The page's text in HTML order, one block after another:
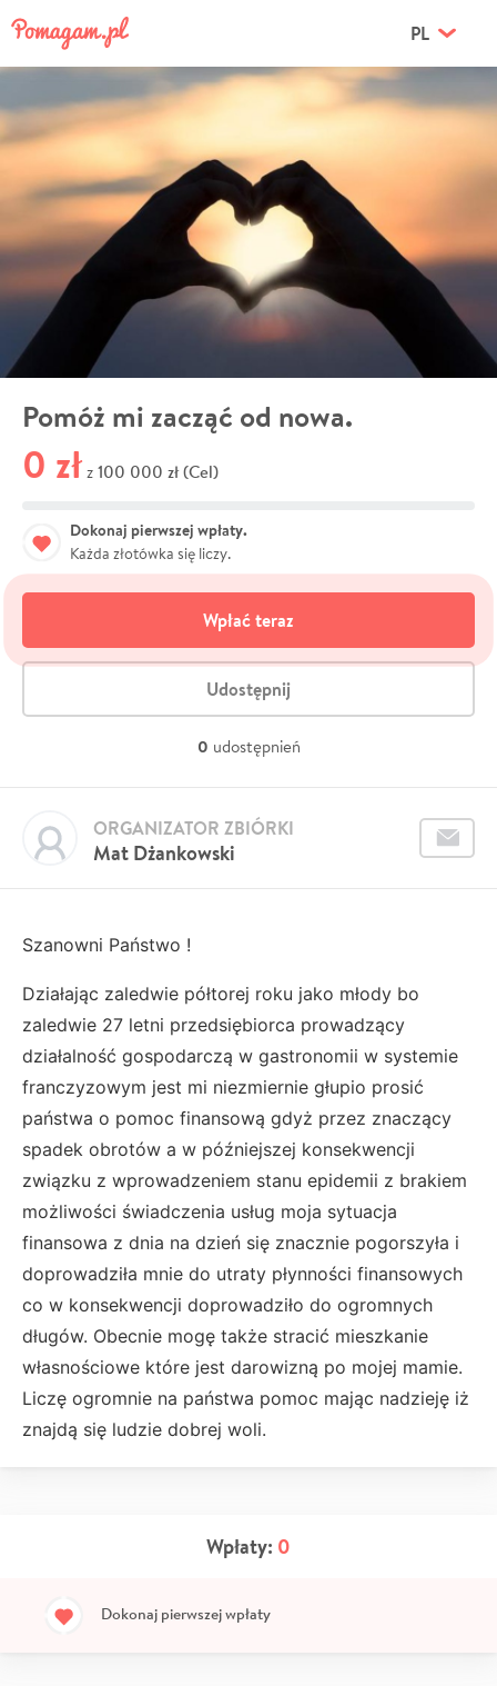
PL
Pomóż mi zacząć od nowa.
0 zł z 100 000 zł (Cel)
Dokonaj pierwszej wpłaty.
Każda złotówka się liczy.
Wpłać teraz
Udostępnij
0 udostępnień
Mat Dżankowski
ORGANIZATOR ZBIÓRKI
Szanowni Państwo !
Działając zaledwie półtorej roku jako młody bo
zaledwie 27 letni przedsiębiorca prowadzący
działalność gospodarczą w gastronomii w systemie
franczyzowym jest mi niezmiernie głupio prosić
państwa o pomoc finansową gdyż przez znaczący
spadek obrotów a w późniejszej konsekwencji
związku z wprowadzeniem stanu epidemii z brakiem
możliwości świadczenia usług moja sytuacja
finansowa z dnia na dzień się znacznie pogorszyła i
doprowadziła mnie do utraty płynności finansowych
co w konsekwencji doprowadziło do ogromnych
długów. Obecnie mogę także stracić mieszkanie
własnościowe które jest darowizną po mojej mamie.
Liczę ogromnie na państwa pomoc mając nadzieję iż
znajdą się ludzie dobrej woli.
Wpłaty: 0
Dokonaj pierwszej wpłaty